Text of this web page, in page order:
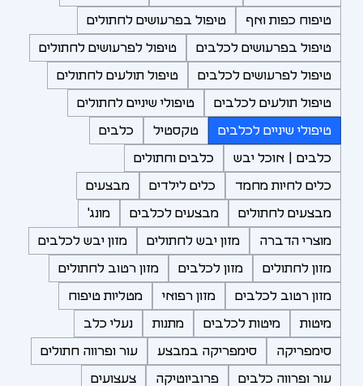
טיפוח כפות ואף טיפול בפרעושים לחתולים
טיפול בפרעושים לכלבים טיפול לפרעושים לחתולים
טיפול לפרעושים לכלבים טיפול תולעים לחתולים
טיפול תולעים לכלבים טיפולי שיניים לחתולים
טיפולי שיניים לכלבים טקסטיל כלבים
כלבים | אוכל יבש כלבים וחתולים
כלים לחיות מחמד כלים לילדים מבצעים
מבצעים לחתולים מבצעים לכלבים מונג'
מוצרי הדברה מזון יבש לחתולים מזון יבש לכלבים
מזון לחתולים מזון לכלבים מזון רטוב לחתולים
מזון רטוב לכלבים מזון רפואי מטליות טיפוח
מיטות מיטות לכלבים מתנות נעלי כלב
סימפריקה סימפריקה במבצע עור ופרווה חתולים
עור ופרווה כלבים פרוביוטיקה צעצועים